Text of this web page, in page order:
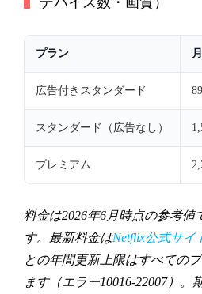
プラン
広告付きスタンダード
スタンダード（広告なし）
プレミアム
料金は2026年6月時点の参考値
す。最新料金はNetflix公式サイ
との年間更新上限はすべての
ます（エラー10016-22007）